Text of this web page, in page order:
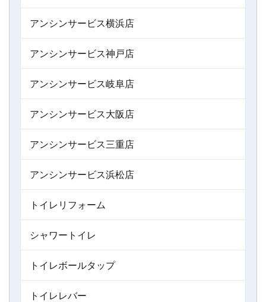
アンシンサービス横浜店
アンシンサービス神戸店
アンシンサービス岐阜店
アンシンサービス大阪店
アンシンサービス三重店
アンシンサービス浜松店
トイレリフォーム
シャワートイレ
トイレボールタップ
トイレレバー